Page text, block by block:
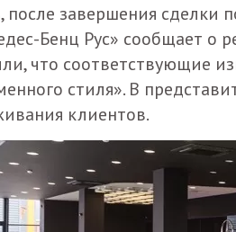
после завершения сделки
Бенц Рус» сообщает о
что соответствующие
стиля». В
клиентов.